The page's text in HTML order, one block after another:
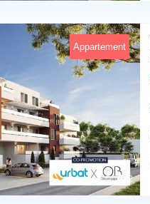
Appartement
2